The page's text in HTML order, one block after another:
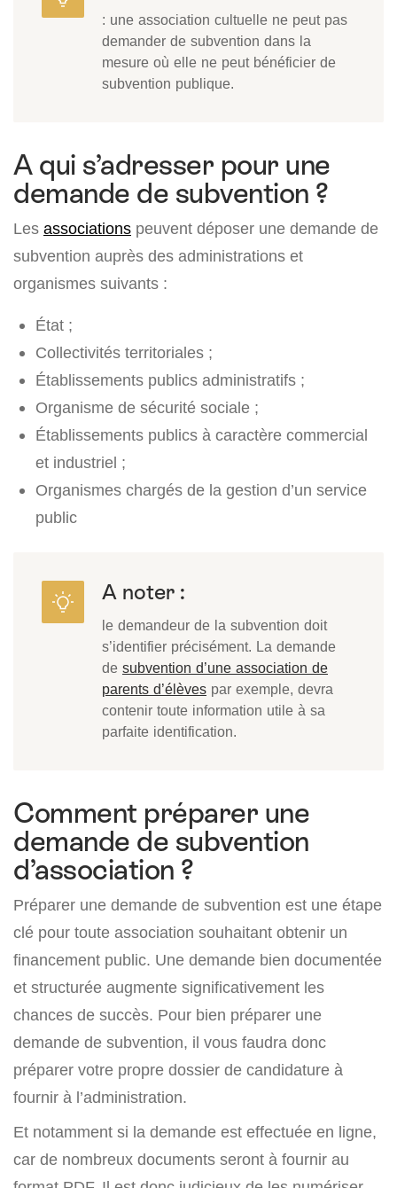
: une association cultuelle ne peut pas
demander de subvention dans la
mesure où elle ne peut bénéficier de
subvention publique.
A qui s’adresser pour une
demande de subvention ?
Les associations peuvent déposer une demande de
subvention auprès des administrations et
organismes suivants :
État ;
Collectivités territoriales ;
Établissements publics administratifs ;
Organisme de sécurité sociale ;
Établissements publics à caractère commercial
et industriel ;
Organismes chargés de la gestion d’un service
public
A noter :
le demandeur de la subvention doit
s’identifier précisément. La demande
de subvention d’une association de
parents d’élèves par exemple, devra
contenir toute information utile à sa
parfaite identification.
Comment préparer une
demande de subvention
d’association ?
Préparer une demande de subvention est une étape
clé pour toute association souhaitant obtenir un
financement public. Une demande bien documentée
et structurée augmente significativement les
chances de succès. Pour bien préparer une
demande de subvention, il vous faudra donc
préparer votre propre dossier de candidature à
fournir à l’administration.
Et notamment si la demande est effectuée en ligne,
car de nombreux documents seront à fournir au